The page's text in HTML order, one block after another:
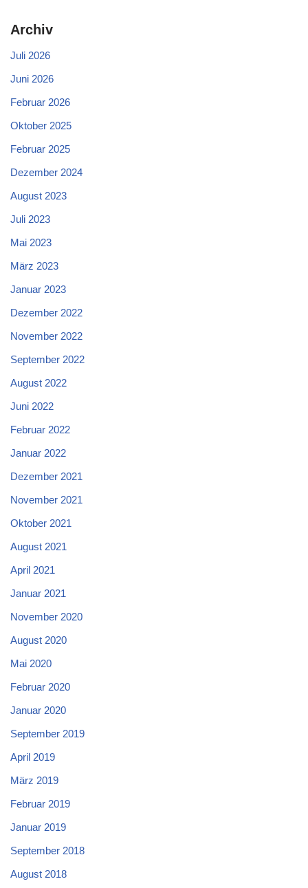
Archiv
Juli 2026
Juni 2026
Februar 2026
Oktober 2025
Februar 2025
Dezember 2024
August 2023
Juli 2023
Mai 2023
März 2023
Januar 2023
Dezember 2022
November 2022
September 2022
August 2022
Juni 2022
Februar 2022
Januar 2022
Dezember 2021
November 2021
Oktober 2021
August 2021
April 2021
Januar 2021
November 2020
August 2020
Mai 2020
Februar 2020
Januar 2020
September 2019
April 2019
März 2019
Februar 2019
Januar 2019
September 2018
August 2018